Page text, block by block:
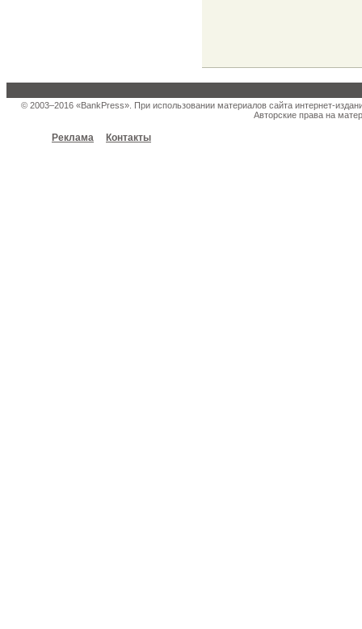
© 2003–2016 «BankPress». При использовании материалов сайта интернет-
Авторские права на
Реклама Контакты